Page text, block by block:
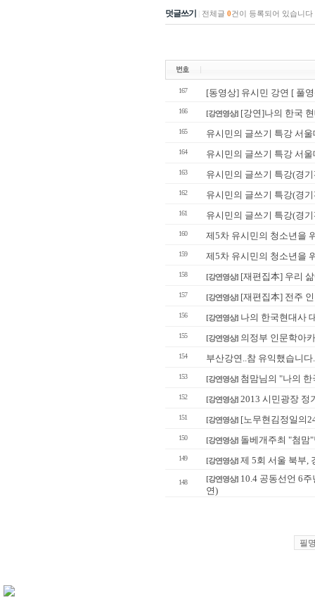
덧글쓰기 전체글 0건이 등록되어 있습니다
167 [동영상] 유시민 강연 [ 풀
166 [강연영상] [강연]나의 한국
165 유시민의 글쓰기 특강 서
164 유시민의 글쓰기 특강 서
163 유시민의 글쓰기 특강(경
162 유시민의 글쓰기 특강(경
161 유시민의 글쓰기 특강(경
160 제5차 유시민의 청소년을
159 제5차 유시민의 청소년을
158 [강연영상] [재편집本] 우리
157 [강연영상] [재편집本] 전주
156 [강연영상] 나의 한국현대사
155 [강연영상] 의정부 인문학아
154 부산강연..참 유익했습니
153 [강연영상] 첨맘님의 "나의
152 [강연영상] 2013 시민광장 정
151 [강연영상] [노무현김정일의
150 [강연영상] 돌베개주최 "첨맘
149 [강연영상] 제 5회 서울 북부,
148 [강연영상] 10.4 공동선언 6
연)